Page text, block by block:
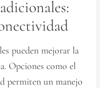
pueden mejorar la
Opciones como el
permiten un manejo